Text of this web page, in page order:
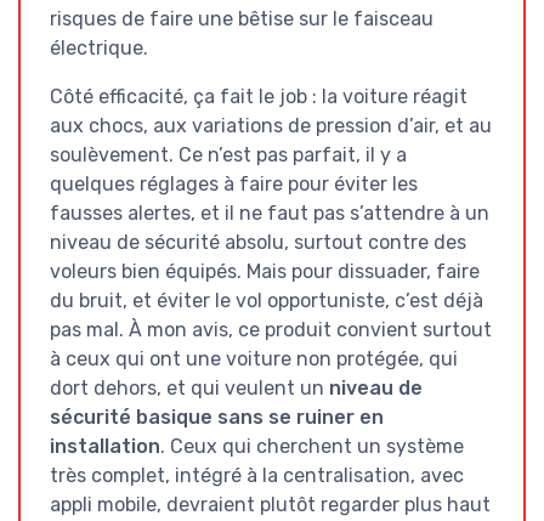
risques de faire une bêtise sur le faisceau
électrique.
Côté efficacité, ça fait le job : la voiture réagit
aux chocs, aux variations de pression d’air, et au
soulèvement. Ce n’est pas parfait, il y a
quelques réglages à faire pour éviter les
fausses alertes, et il ne faut pas s’attendre à un
niveau de sécurité absolu, surtout contre des
voleurs bien équipés. Mais pour dissuader, faire
du bruit, et éviter le vol opportuniste, c’est déjà
pas mal. À mon avis, ce produit convient surtout
à ceux qui ont une voiture non protégée, qui
dort dehors, et qui veulent un niveau de
sécurité basique sans se ruiner en
installation. Ceux qui cherchent un système
très complet, intégré à la centralisation, avec
appli mobile, devraient plutôt regarder plus haut